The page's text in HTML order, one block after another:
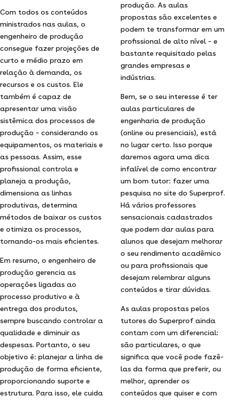
Com todos os conteúdos
ministrados nas aulas, o
engenheiro de produção
consegue fazer projeções de
curto e médio prazo em
relação à demanda, os
recursos e os custos. Ele
também é capaz de
apresentar uma visão
sistêmica dos processos de
produção – considerando os
equipamentos, os materiais e
as pessoas. Assim, esse
profissional controla e
planeja a produção,
dimensiona as linhas
produtivas, determina
métodos de baixar os custos
e otimiza os processos,
tornando-os mais eficientes.
Em resumo, o engenheiro de
produção gerencia as
operações ligadas ao
processo produtivo e à
entrega dos produtos,
sempre buscando controlar a
qualidade e diminuir as
despesas. Portanto, o seu
objetivo é: planejar a linha de
produção de forma eficiente,
proporcionando suporte e
estrutura. Para isso, ele cuida
produção. As aulas
propostas são excelentes e
podem te transformar em um
profissional de alto nível – e
bastante requisitado pelas
grandes empresas e
indústrias.
Bem, se o seu interesse é ter
aulas particulares de
engenharia de produção
(online ou presenciais), está
no lugar certo. Isso porque
daremos agora uma dica
infalível de como encontrar
um bom tutor: fazer uma
pesquisa no site do Superprof.
Há vários professores
sensacionais cadastrados
que podem dar aulas para
alunos que desejam melhorar
o seu rendimento acadêmico
ou para profissionais que
desejam relembrar alguns
conteúdos e tirar dúvidas.
As aulas propostas pelos
tutores do Superprof ainda
contam com um diferencial:
são particulares, o que
significa que você pode fazê-
las da forma que preferir, ou
melhor, aprender os
conteúdos que quiser e com